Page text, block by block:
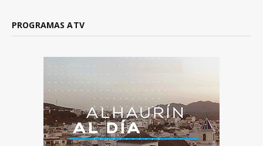
PROGRAMAS ATV